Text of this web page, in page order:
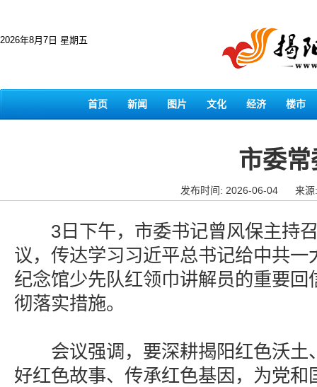
2026年8月7日 星期五
首页 新闻 图片 文化 经济 楼市
市委
发布时间: 2026-06-04 来源
3日下午，市委书记曾风保主持召
议，传达学习习近平总书记给中共一
纪念馆少先队红领巾讲解员的重要回
彻落实措施。
会议强调，要深耕揭阳红色沃土
好红色故事、传承红色基因，为党和